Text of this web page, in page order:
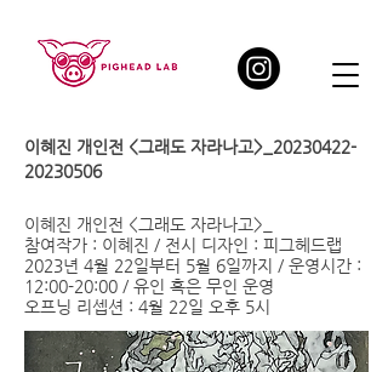
이혜진 개인전 <그래도 자라나고>_20230422-
20230506
이혜진 개인전 <그래도 자라나고>_
참여작가 : 이혜진 / 전시 디자인 : 피그헤드랩
2023년 4월 22일부터 5월 6일까지 / 운영시간 :
12:00-20:00 / 유인 혹은 무인 운영
​오프닝 리셉션 : 4월 22일 오후 5시